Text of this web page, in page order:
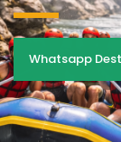
Whatsapp